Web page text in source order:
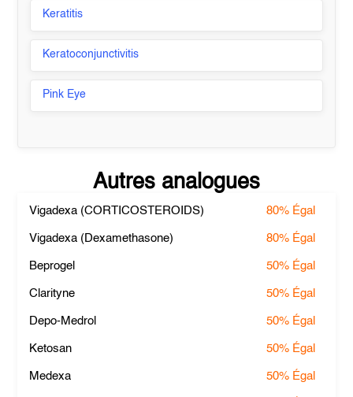
Keratitis
Keratoconjunctivitis
Pink Eye
Autres analogues
Vigadexa (CORTICOSTEROIDS) 80% Égal
Vigadexa (Dexamethasone) 80% Égal
Beprogel 50% Égal
Clarityne 50% Égal
Depo-Medrol 50% Égal
Ketosan 50% Égal
Medexa 50% Égal